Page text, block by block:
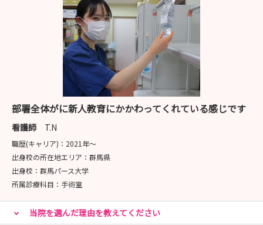
部署全体がに新人教育にかかわってくれている感じです
看護師 T.N
職歴(キャリア)： 2021年〜
出身校の所在地エリア： 群馬県
出身校： 群馬パース大学
所属診療科目： 手術室
当院を選んだ理由を教えてください